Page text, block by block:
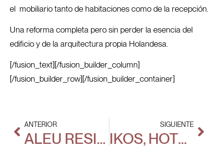
el mobiliario tanto de habitaciones como de la recepción.
Una reforma completa pero sin perder la esencia del
edificio y de la arquitectura propia Holandesa.
[/fusion_text][/fusion_builder_column]
[/fusion_builder_row][/fusion_builder_container]
ANTERIOR
ALEU RESIDENCIA UNIVERSITARIA
SIGUIENTE
IKOS, HOTEL DE LUJO EN MARBELLA